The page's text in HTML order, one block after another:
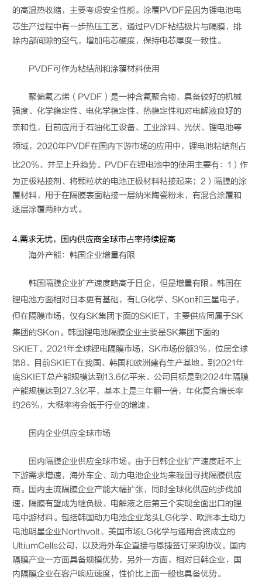
的高温热收缩，主要考虑安全性能。涂覆PVDF是因为锂电池电
芯生产过程中有一步热压工艺，通过PVDF粘结极片与隔膜，排
除内部间隙的空气，增加电芯硬度，保持电芯厚度一致性。
PVDF可作为粘结剂和涂覆材料使用
聚偏氟乙烯（PVDF）是一种含氟聚合物，具备较好的机械
强度、化学稳定性、电化学稳定性、热稳定性和对电解液良好的
亲和性，目前应用于石油化工设备、工业涂料、光伏、锂电池等
领域，2020年PVDF在国内下游市场的应用中，锂电池粘结剂占
比20%、并呈上升趋势。PVDF在锂电池中的使用主要有：1）作
为正极粘接剂、将颗粒状的电池正极材料粘接起来；2）隔膜的涂
覆材料，用于在隔膜表面粘接一层纳米陶瓷粉末，有混合涂覆和
逐层涂覆两种方式。
4.需求无忧，国内供应商全球市占率持续提高
海外产能：韩国企业增量有限
韩国隔膜企业扩产速度略高于日企，但是增量有限。韩国在
锂电池方面相对日本更有基础，有LG化学、SKon和三星电子，
但在隔膜市场，仅有SK集团下面的SKIET，主要供应同属于SK
集团的SKon。韩国锂电池隔膜企业主要是SK集团下面的
SKIET。2021年全球锂电隔膜市场，SK市场份额3%，位居全球
第8。目前SKIET在我国、韩国和欧洲建有生产基地。到2021年
底SKIET总产能规模达到13.6亿平米。公司目标是到2024年隔膜
产能规模达到27.3亿平，基本上是三年翻一倍，年化复合增长率
约26%，大概率将会低于行业的增速。
国内企业供应全球市场
国内隔膜企业供应全球市场。由于日韩企业扩产速度赶不上
下游需求增速，海外车企、动力电池企业均来我国寻找隔膜供应
商。国内主流隔膜企业产能大幅扩张，同时全球化供应的步伐加
速，隔膜有望成为继负极、电解液之后第三个实现全面出口的锂
电中游材料。包括韩国动力电池企业龙头LG化学、欧洲本土动力
电池明星企业Northvolt、美国市场LG化学与通用合资成立的
UltiumCells公司，以及海外车企直接与恩捷签订采购协议。国内
隔膜产业一方面具备规模优势，另外一方面，相对日韩企业，国
内隔膜企业在客户响应速度，性价比上面一般也具备优势。